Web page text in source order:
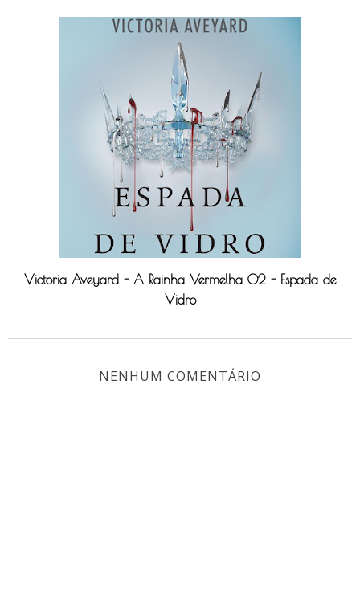
Victoria Aveyard - A Rainha Vermelha 02 - Espada de
Vidro
NENHUM COMENTÁRIO